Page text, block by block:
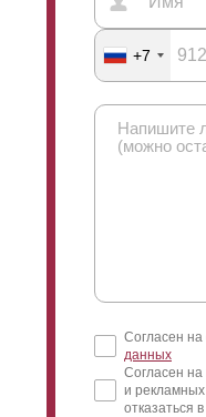
+7
Согласен на
данных
Согласен
и
отказаться